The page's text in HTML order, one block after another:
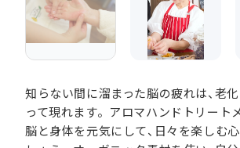
知らない間に溜まった脳の疲れは、老
って現れます。アロマハンドトリート
脳と身体を元気にして、日々を楽しむ